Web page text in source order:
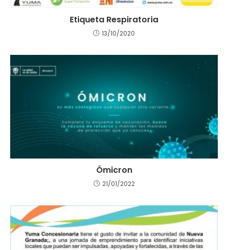
Etiqueta Respiratoria
13/10/2020
Ómicron
21/01/2022